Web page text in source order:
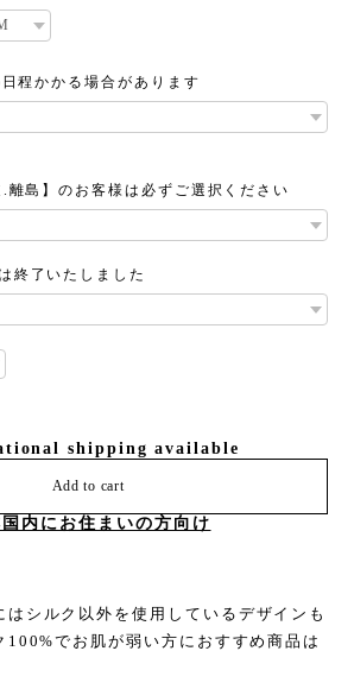
程かかる場合があります
離島】のお客様は必ずご選択ください
終了いたしました
shipping available
Add to cart
国内にお住まいの方向け
シルク以外を使用しているデザインも
100%でお肌が弱い方におすすめ商品は